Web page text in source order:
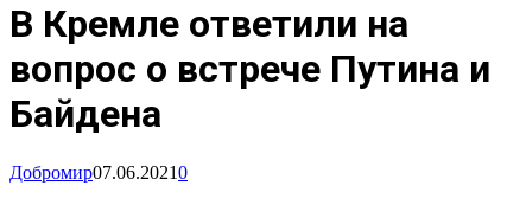
В Кремле ответили на
вопрос о встрече Путина и
Байдена
Добромир07.06.20210